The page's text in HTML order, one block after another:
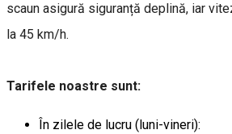
scaun asigură siguranță deplină, iar
la 45 km/h.
Tarifele noastre sunt:
În zilele de lucru (luni-vineri):